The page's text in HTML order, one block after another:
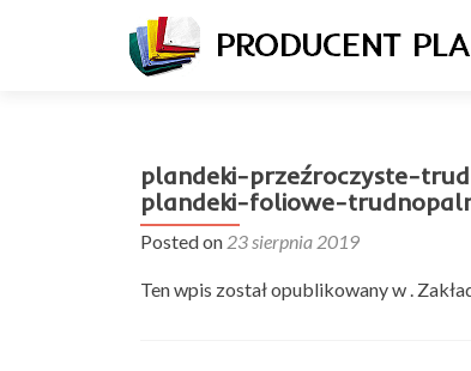
plandeki-przeźroczyste-
plandeki-foliowe-
Posted on 23 sierpnia 2019
Ten wpis został opublikowany w .